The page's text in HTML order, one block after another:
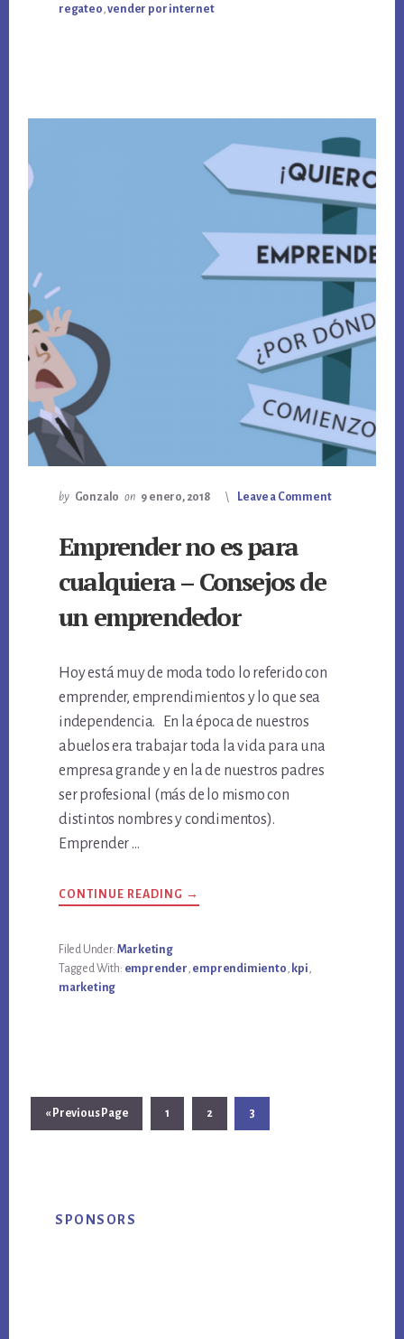
MERCADO
regateo,vender por internet
by Gonzalo on 9 enero, 2018 Leave a Comment
Emprender no es para
cualquiera – Consejos de
un emprendedor
Hoy está muy de moda todo lo referido con
emprender, emprendimientos y lo que sea
independencia. En la época de nuestros
abuelos era trabajar toda la vida para una
empresa grande y en la de nuestros padres
ser profesional (más de lo mismo con
distintos nombres y condimentos).
Emprender …
CONTINUE READING ABOUT
EMPRENDER
–
→
Filed Under: Marketing
Tagged With: emprender, emprendimiento, kpi,
marketing
« Go
to
Previous Page
Go
to
1
Go
to
2
Go
to
3
Sidebar
SPONSORS